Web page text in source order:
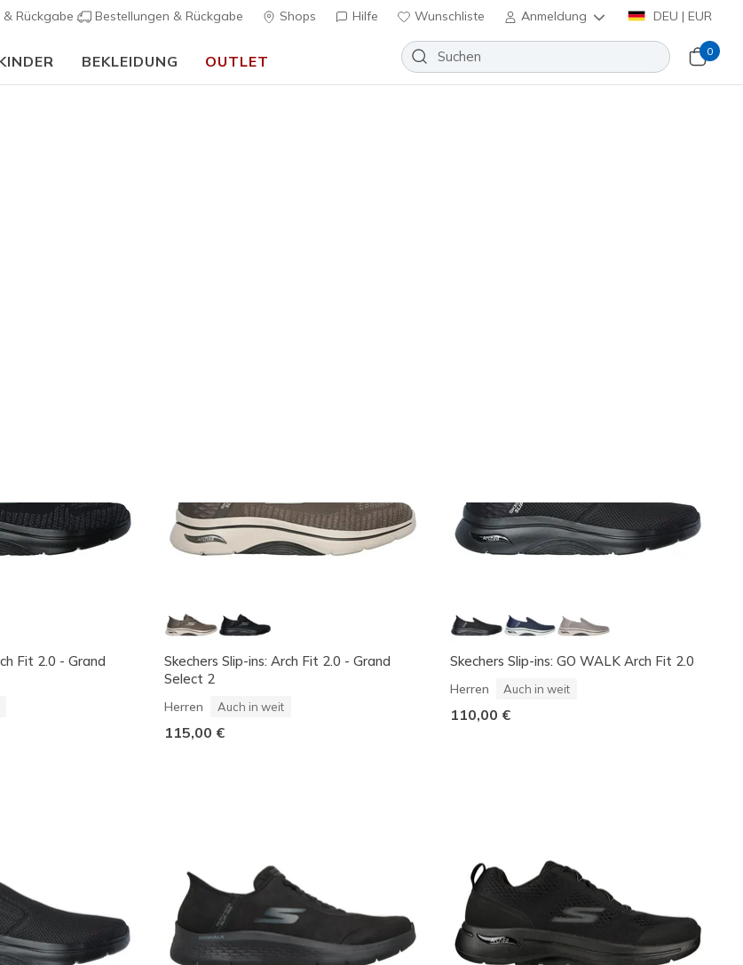
Rückgabe Bestellungen & Rückgabe Shops Hilfe Wunschliste Anmeldung DEU | EUR
BEKLEIDUNG OUTLET
0
Fit 2.0 - Grand
Skechers Slip-ins: Arch Fit 2.0 - Grand
Select 2
Herren Auch in weit
115,00 €
Skechers Slip-ins: GO WALK Arch Fit 2.0
Herren Auch in weit
110,00 €